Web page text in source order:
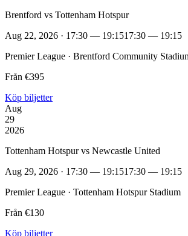
Brentford vs Tottenham Hotspur
Aug 22, 2026 · 17:30 — 19:1517:30 — 19:15
Premier League · Brentford Community
Från €395
Köp biljetter
Aug
29
2026
Tottenham Hotspur vs Newcastle United
Aug 29, 2026 · 17:30 — 19:1517:30 — 19:15
Premier League · Tottenham Hotspur Stadium
Från €130
Köp biljetter